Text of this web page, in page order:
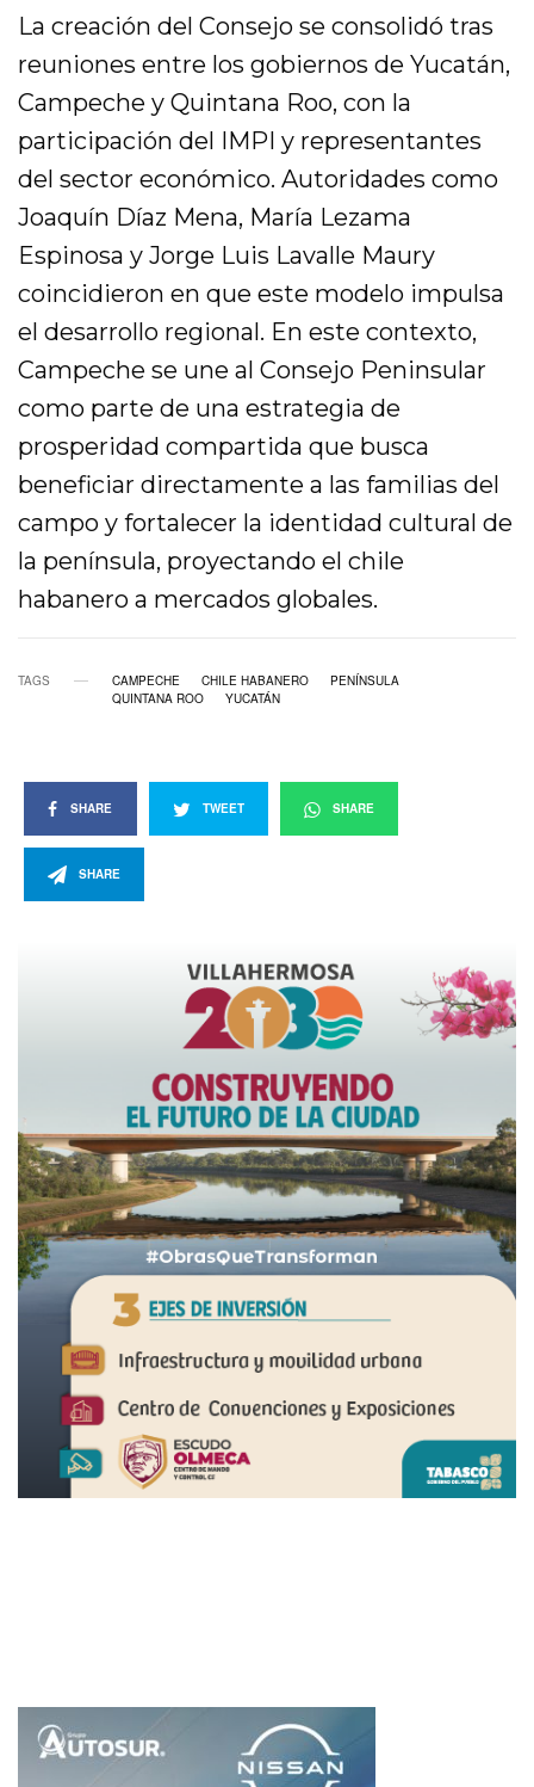
La creación del Consejo se consolidó tras
reuniones entre los gobiernos de Yucatán,
Campeche y Quintana Roo, con la
participación del IMPI y representantes
del sector económico. Autoridades como
Joaquín Díaz Mena, María Lezama
Espinosa y Jorge Luis Lavalle Maury
coincidieron en que este modelo impulsa
el desarrollo regional. En este contexto,
Campeche se une al Consejo Peninsular
como parte de una estrategia de
prosperidad compartida que busca
beneficiar directamente a las familias del
campo y fortalecer la identidad cultural de
la península, proyectando el chile
habanero a mercados globales.
TAGS CAMPECHE CHILE HABANERO
PENÍNSULA
QUINTANA ROO
YUCATÁN
SHARE TWEET SHARE
SHARE